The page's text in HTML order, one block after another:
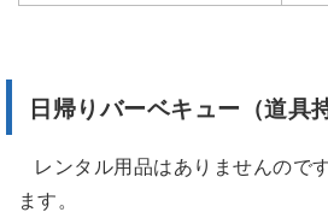
日帰りバーベキュー（道具
レンタル用品はありませんので
ます。